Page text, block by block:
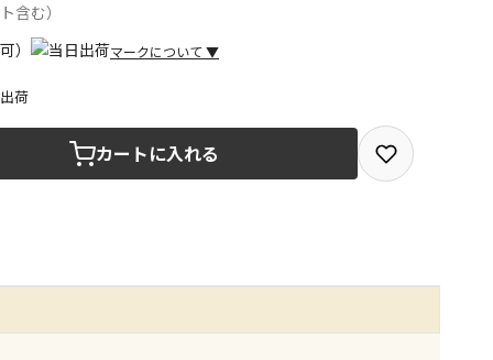
含む）
マークについて ▼
を選択できる商品です
で受取ができる商品です（宅配便でのお届けができませ
荷
カートに入れる